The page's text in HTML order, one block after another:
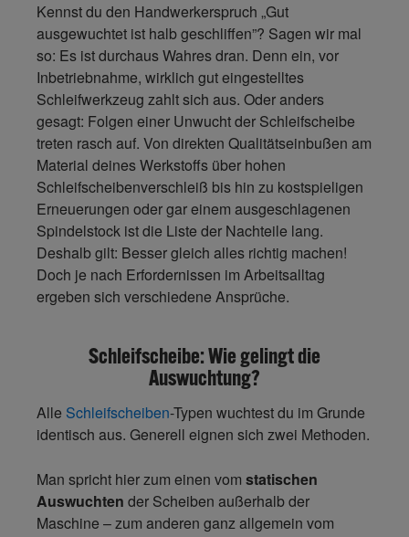
Kennst du den Handwerkerspruch „Gut
ausgewuchtet ist halb geschliffen”? Sagen wir mal
so: Es ist durchaus Wahres dran. Denn ein, vor
Inbetriebnahme, wirklich gut eingestelltes
Schleifwerkzeug zahlt sich aus. Oder anders
gesagt: Folgen einer Unwucht der Schleifscheibe
treten rasch auf. Von direkten Qualitätseinbußen am
Material deines Werkstoffs über hohen
Schleifscheibenverschleiß bis hin zu kostspieligen
Erneuerungen oder gar einem ausgeschlagenen
Spindelstock ist die Liste der Nachteile lang.
Deshalb gilt: Besser gleich alles richtig machen!
Doch je nach Erfordernissen im Arbeitsalltag
ergeben sich verschiedene Ansprüche.
Schleifscheibe: Wie gelingt die
Auswuchtung?
Alle Schleifscheiben-Typen wuchtest du im Grunde
identisch aus. Generell eignen sich zwei Methoden.
Man spricht hier zum einen vom statischen
Auswuchten der Scheiben außerhalb der
Maschine – zum anderen ganz allgemein vom